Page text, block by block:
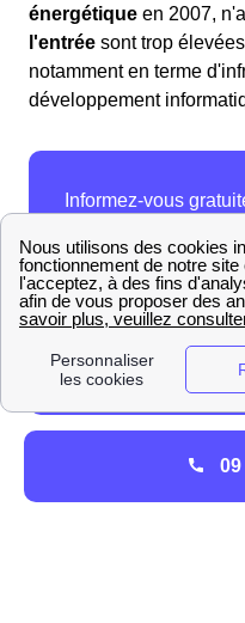
énergétique en 2007,
l'entrée sont trop
notamment en terme
développement
09